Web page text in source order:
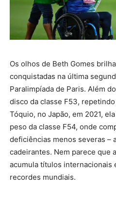
Os olhos de Beth Gomes
conquistadas na última
Paralimpíada de Paris. Além
disco da classe F53,
Tóquio, no Japão, em 2021,
peso da classe F54, onde
deficiências menos severas –
cadeirantes. Nem parece que
acumula títulos internacionais
recordes mundiais.